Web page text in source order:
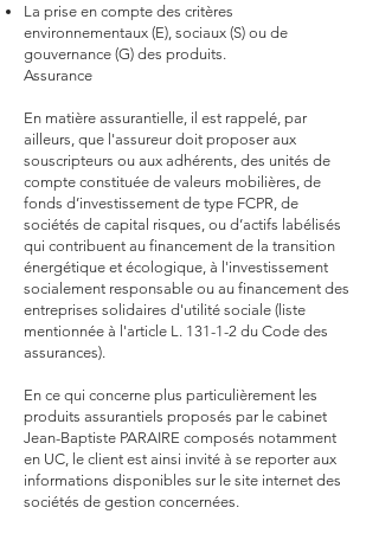
La prise en compte des critères
environnementaux (E), sociaux (S) ou de
gouvernance (G) des produits.
Assurance
En matière assurantielle, il est rappelé, par
ailleurs, que l'assureur doit proposer aux
souscripteurs ou aux adhérents, des unités de
compte constituée de valeurs mobilières, de
fonds d’investissement de type FCPR, de
sociétés de capital risques, ou d’actifs labélisés
qui contribuent au financement de la transition
énergétique et écologique, à l'investissement
socialement responsable ou au financement des
entreprises solidaires d'utilité sociale (liste
mentionnée à l'article L. 131-1-2 du Code des
assurances).
En ce qui concerne plus particulièrement les
produits assurantiels proposés par le cabinet
Jean-Baptiste PARAIRE composés notamment
en UC, le client est ainsi invité à se reporter aux
informations disponibles sur le site internet des
sociétés de gestion concernées.